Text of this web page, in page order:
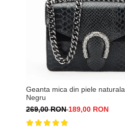
Geanta mica din piele
Negru
269,00 RON189,00 RON